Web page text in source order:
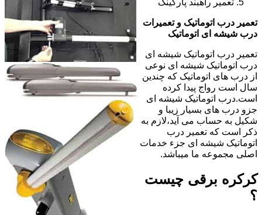
تعمیر راهبند پارکینگ
تعمیر درب اتوماتیک و تعمیرات
درب شیشه ای اتوماتیک
تعمیر درب اتوماتیک شیشه ای
درب اتوماتیک شیشه ای نوعی
از درب های اتوماتیک که چندین
سال است رواج پیدا کرده
است.درب اتوماتیک شیشه ای
جزو درب های بسیار زیبا و
شکیل به حساب می آید،لازم به
ذکر است که تعمیر درب
اتوماتیک شیشه ای جزء خدمات
اصلی مجموعه ما میباشد.
کرکره برقی چیست
؟